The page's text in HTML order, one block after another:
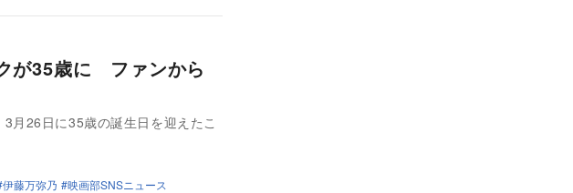
が35歳に ファンから
月26日に35歳の誕生日を迎えたこ
伊藤万弥乃
映画部SNSニュース